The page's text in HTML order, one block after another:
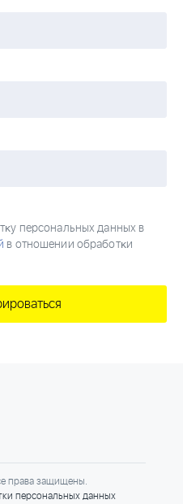
персональных данных в
в отношении обработĸи
права защищены.
персональных данных